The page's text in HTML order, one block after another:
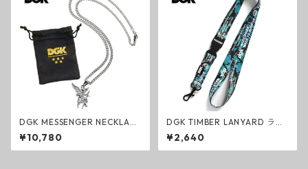
DGK MESSENGER NECKLACE
ネックレス シルバー スカルマ
スク エンジェル スケートボー
ド アクセサリー
¥10,780
DGK TIMBER LANYARD ラン
ヤード TREE CAMO ファッシ
ョン ネックストラップ スケー
トボード
¥2,640